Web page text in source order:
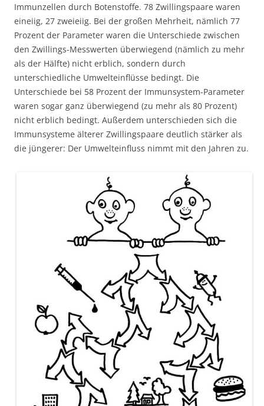
Immunzellen durch Botenstoffe. 78 Zwillingspaare waren
eineiig, 27 zweieiig. Bei der großen Mehrheit, nämlich 77
Prozent der Parameter waren die Unterschiede zwischen
den Zwillings-Messwerten überwiegend (nämlich zu mehr
als der Hälfte) nicht erblich, sondern durch
unterschiedliche Umwelteinflüsse bedingt. Die
Unterschiede bei 58 Prozent der Immunsystem-Parameter
waren sogar ganz überwiegend (zu mehr als 80 Prozent)
nicht erblich bedingt. Außerdem unterschieden sich die
Immunsysteme älterer Zwillingspaare deutlich stärker als
die jüngerer: Der Umwelteinfluss nimmt mit den Jahren zu.